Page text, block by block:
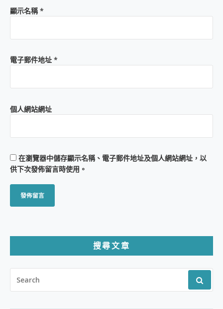
顯示名稱*
電子郵件地址 *
個人網站網址
在瀏覽器中儲存顯示名稱、電子郵件地址及個人網站網址，以
供下次發佈留言時使用。
搜尋文章
FOR: